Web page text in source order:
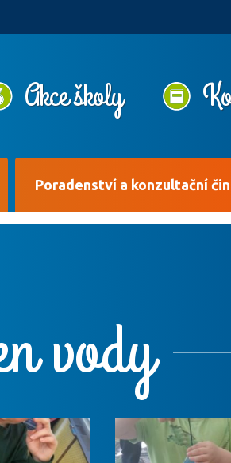
Akce školy
Poradenství a konzultační
vody